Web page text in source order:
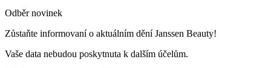
Odběr novinek
Zůstaňte informovaní o aktuálním dění Janssen Beauty!
Vaše data nebudou poskytnuta k dalším účelům.